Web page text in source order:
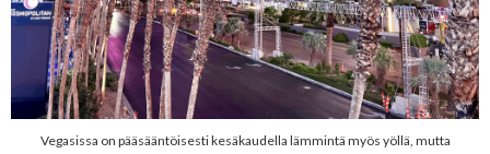
Vegasissa on pääsääntöisesti kesäkaudella lämmintä myös yöllä, mutta